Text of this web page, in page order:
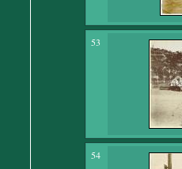
53
54